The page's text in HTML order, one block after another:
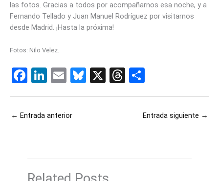
las fotos. Gracias a todos por acompañarnos esa noche, y a
Fernando Tellado y Juan Manuel Rodríguez por visitarnos
desde Madrid. ¡Hasta la próxima!
Fotos: Nilo Velez.
F
b
k
Li
dI
E
Bl X
T
p
← Entrada anterior Entrada siguiente →